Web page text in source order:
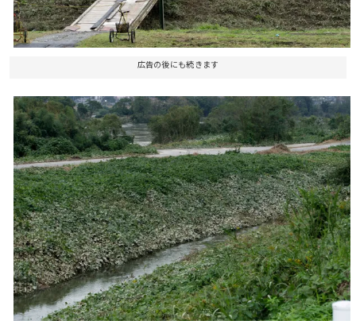
広告の後にも続きます